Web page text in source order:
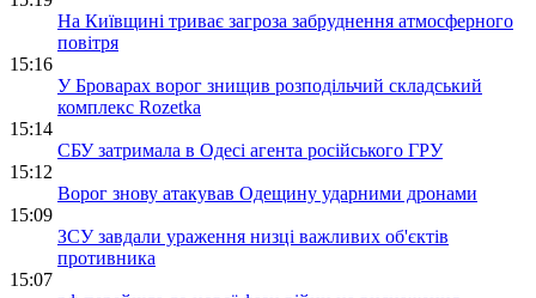
На Київщині триває загроза забруднення атмосферного
повітря
15:16
У Броварах ворог знищив розподільчий складський
комплекс Rozetka
15:14
СБУ затримала в Одесі агента російського ГРУ
15:12
Ворог знову атакував Одещину ударними дронами
15:09
ЗСУ завдали ураження низці важливих об'єктів
противника
15:07